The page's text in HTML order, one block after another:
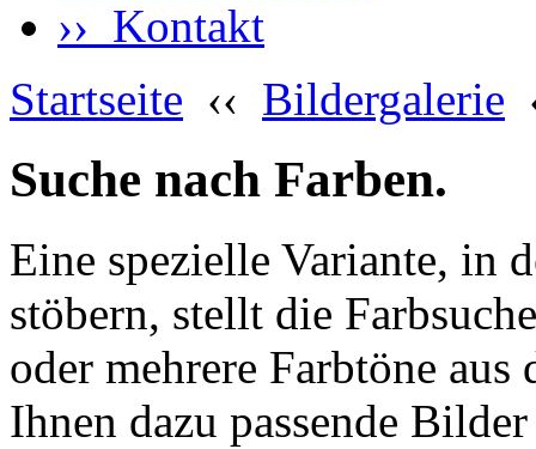
›› Kontakt
Startseite ‹‹ Bildergalerie
Suche nach Farben.
Eine spezielle Variante, in
stöbern, stellt die
oder mehrere Farbtöne
Ihnen dazu passende